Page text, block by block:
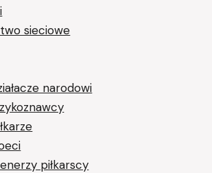
sieciowe
narodowi
piłkarscy